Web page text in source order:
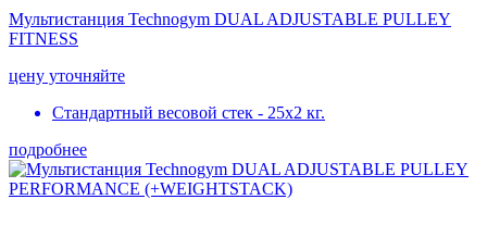
Мультистанция Technogym DUAL ADJUSTABLE PULLEY
FITNESS
цену уточняйте
Стандартный весовой стек - 25х2 кг.
подробнее